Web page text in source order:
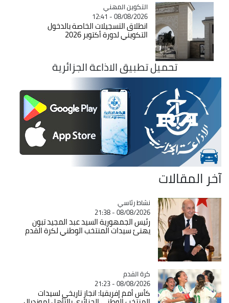
Catégorie
التكوين المهني
08/08/2026 - 12:41
انطلاق التسجيلات الخاصة بالدخول
التكويني لدورة أكتوبر 2026
تحميل تطبيق الاذاعة الجزائرية
آخر المقالات
Catégorie
نشاط رئاسي
08/08/2026 - 21:38
رئيس الجمهورية السيد عبد المجيد تبون
يهنئ سيدات المنتخب الوطني لكرة القدم
Catégorie
كرة القدم
08/08/2026 - 21:23
كأس أمم إفريقيا: انجاز تاريخي لسيدات